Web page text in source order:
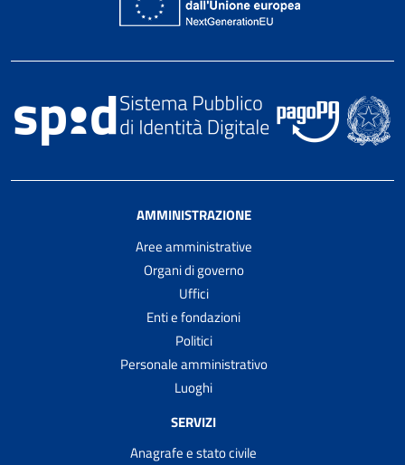
AMMINISTRAZIONE
Aree amministrative
Organi di governo
Uffici
Enti e fondazioni
Politici
Personale amministrativo
Luoghi
SERVIZI
Anagrafe e stato civile